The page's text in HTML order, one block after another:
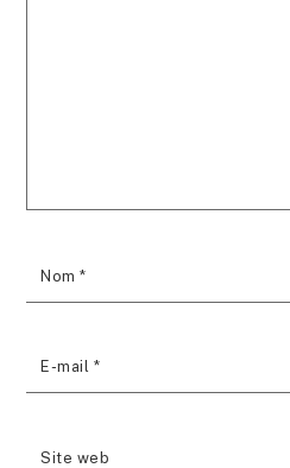
Nom*
E-mail *
Site web